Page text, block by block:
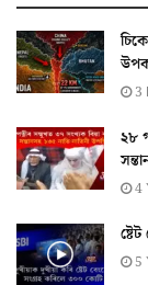
3
২৮
4
5